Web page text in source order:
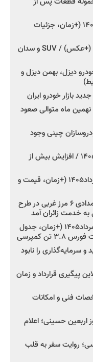
شروع فروش کوییک S سایپا -مرداد ۱۴۰۵ (+زمان، جزئیات
کرمان موتور به دنبال ۲ محصول جدید (+عکس) / SUV و سدان
دیزل، بهمن دیزل و
بازار خودرو ایران
نهمین ماه متوالی صعود
چینی وجود
اعلام قیمت جدید پارس نوا در مرداد ۱۴۰۵ / افزایش بیش از
شروع فروش کشنده و کامیون فاو -مرداد۱۴۰۵ (+زمان، قیمت و
مدیرعامل امدادخودروسایپا: پوشش امدادی ۶ مرز غربی در طرح
شروع فروش ۸ محصول بهمن دیزل -مرداد۱۴۰۵ (+زمان، جدول
کمپرسی
سرمایه‌گذاری را نابود
پیگیری قرارداد و زمان
فنی و امکانات
روز اربعین حسینی؛ اعلام
روایت سفر به قلب